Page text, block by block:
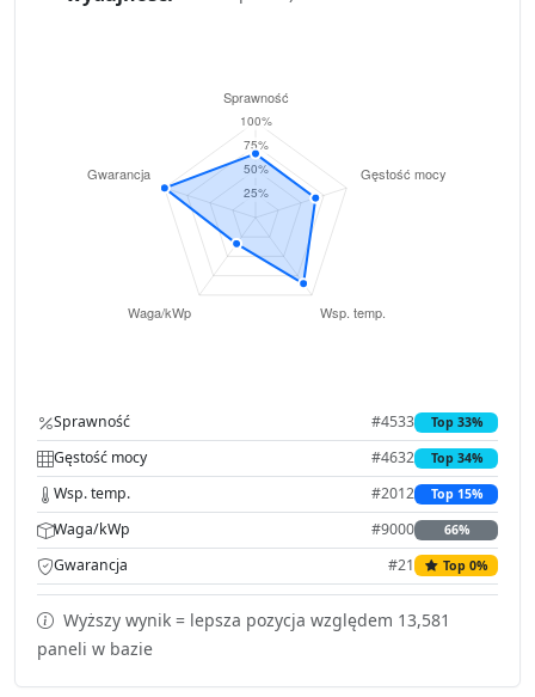
Sprawność #4533 Top 33%
Gęstość mocy #4632 Top 34%
Wsp. temp. #2012 Top 15%
Waga/kWp #9000 66%
Gwarancja #21 Top 0%
Wyższy wynik = lepsza pozycja względem 13,581
paneli w bazie